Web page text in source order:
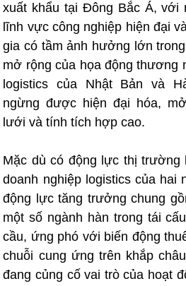
xuất khẩu tại Đông Bắc Á, với
lĩnh vực công nghiệp hiện đại
gia có tầm ảnh hưởng lớn
mở rộng của họa động thương
logistics của Nhật Bản và
ngừng được hiện đại hóa,
lưới và tính tích hợp cao.
Mặc dù có động lực thị trường
doanh nghiệp logistics của hai
động lực tăng trưởng chung
một số ngành hàn trong tái
cầu, ứng phó với biến động
chuỗi cung ứng trên khắp
đang củng cố vai trò của hoạt